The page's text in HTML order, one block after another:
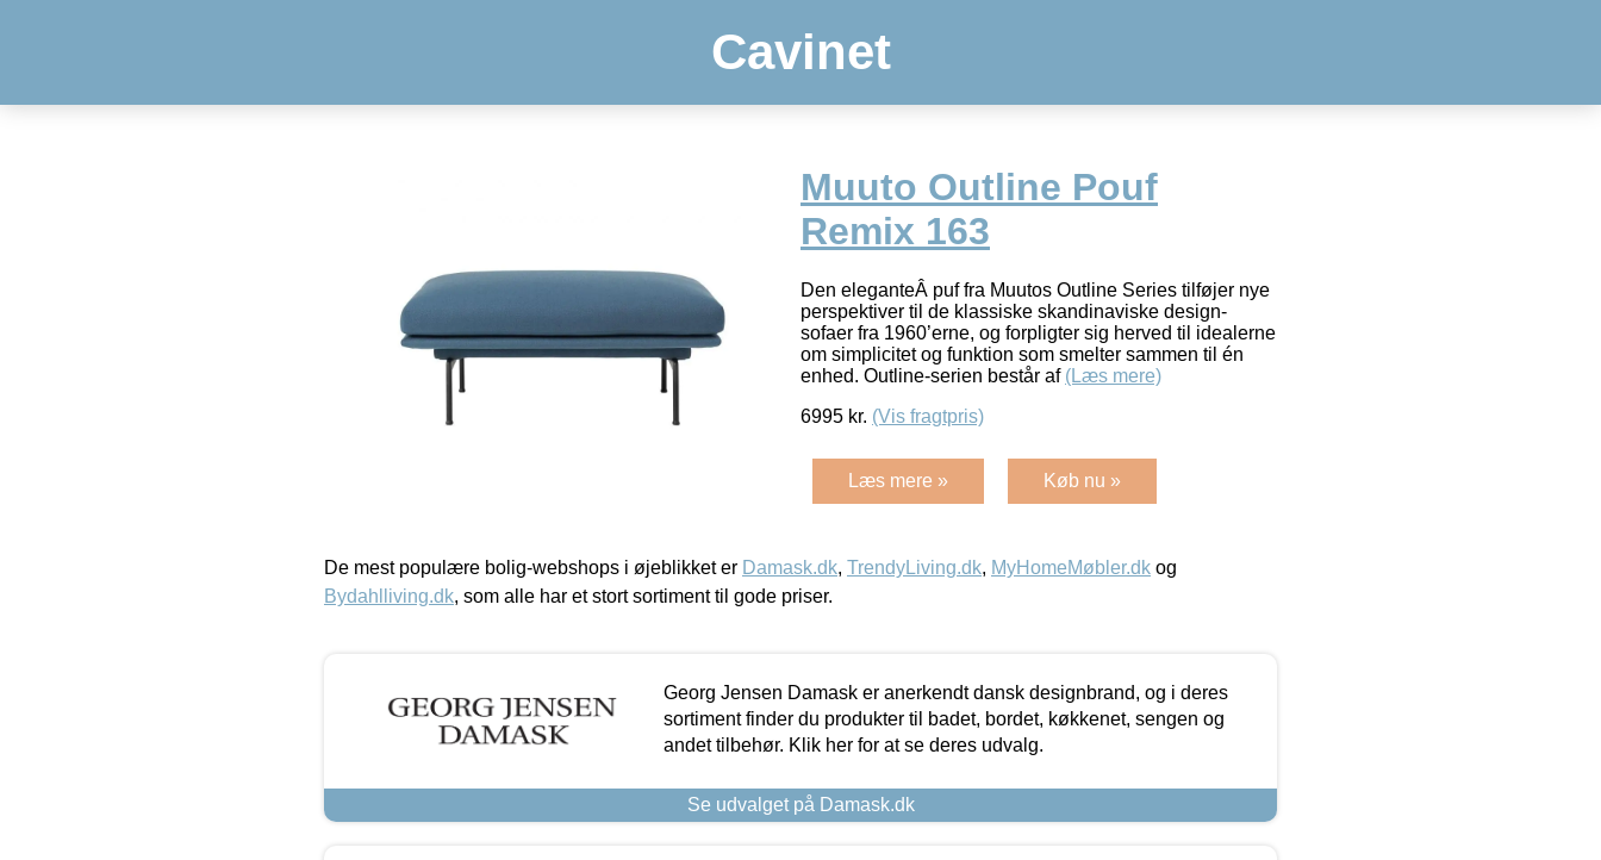
Cavinet
Muuto Outline Pouf
Remix 163
Den eleganteÂ puf fra Muutos Outline Series tilføjer nye
perspektiver til de klassiske skandinaviske design-
sofaer fra 1960’erne, og forpligter sig herved til idealerne
om simplicitet og funktion som smelter sammen til én
enhed. Outline-serien består af (Læs mere)
6995 kr. (Vis fragtpris)
Læs mere » Køb nu »
De mest populære bolig-webshops i øjeblikket er Damask.dk, TrendyLiving.dk, MyHomeMøbler.dk og
Bydahlliving.dk, som alle har et stort sortiment til gode priser.
Georg Jensen Damask er anerkendt dansk designbrand, og i deres
sortiment finder du produkter til badet, bordet, køkkenet, sengen og
andet tilbehør. Klik her for at se deres udvalg.
Se udvalget på Damask.dk